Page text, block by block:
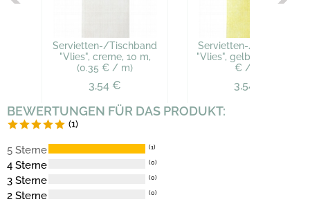
Servietten-/Tischband
"Vlies", creme, 10 m,
(0.35 € / m)
3,54 €
Servietten-/Tischband
"Vlies", gelb, 10 m, (0.35
€ / m)
3,54 €
BEWERTUNGEN FÜR DAS PRODUKT:
(1)
5 Sterne (1)
4 Sterne (0)
3 Sterne (0)
2 Sterne (0)